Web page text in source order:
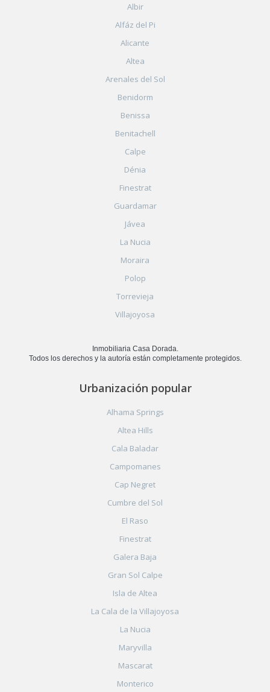
Albir
Alfáz del Pi
Alicante
Altea
Arenales del Sol
Benidorm
Benissa
Benitachell
Calpe
Dénia
Finestrat
Guardamar
Jávea
La Nucia
Moraira
Polop
Torrevieja
Villajoyosa
Inmobiliaria Casa Dorada.
Todos los derechos y la autoría están completamente protegidos.
Urbanización popular
Alhama Springs
Altea Hills
Cala Baladar
Campomanes
Cap Negret
Cumbre del Sol
El Raso
Finestrat
Galera Baja
Gran Sol Calpe
Isla de Altea
La Cala de la Villajoyosa
La Nucia
Maryvilla
Mascarat
Monterico